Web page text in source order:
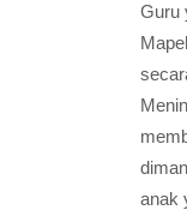
Guru
anak